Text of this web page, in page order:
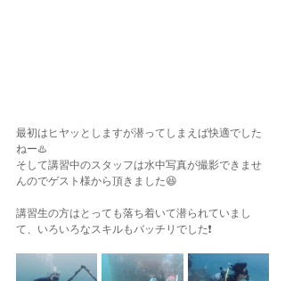
最初はヒヤッとしますが潜ってしまえば快適でした
ねー♨️
そして講習中のスタッフは水中写真が撮影できませ
んのでゲスト様から頂きました😆
講習生の方はとっても落ち着いて潜られていまし
て、いろいろなスキルもバッチリでした❗️